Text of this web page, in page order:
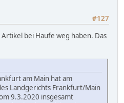
#127
bei Haufe weg haben. Das
am Main hat am
Landgerichts Frankfurt/Main
9.3.2020 insgesamt